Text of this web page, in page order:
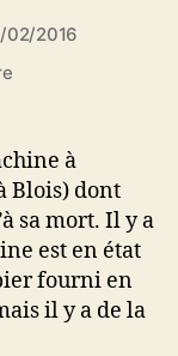
02/2016
sur
calculer
Hermès
(toubureau
à
Blois)
à
Blois) dont
sa mort. Il y a
est en état
fourni en
il y a de la